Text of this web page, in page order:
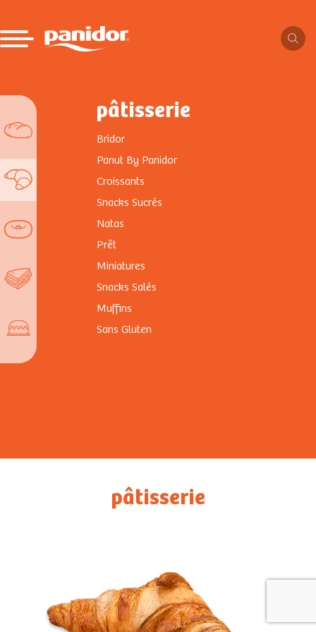
pâtisserie
Bridor
Panut By Panidor
Croissants
Snacks Sucrés
Natas
Prêt
Miniatures
Snacks Salés
Muffins
Sans Gluten
pâtisserie